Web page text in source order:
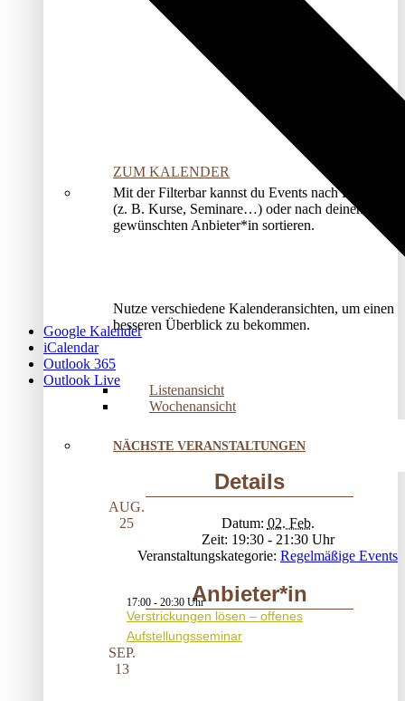
ZUM KALENDER
Mit der Filterbar kannst du Events nach Kategorien
(z. B. Kurse, Seminare…) oder nach deinem*r
gewünschten Anbieter*in sortieren.
Nutze verschiedene Kalenderansichten, um einen
besseren Überblick zu bekommen.
Listenansicht
Wochenansicht
NÄCHSTE VERANSTALTUNGEN
AUG.
25
17:00 - 20:30
Verstrickungen lösen – offenes
Aufstellungsseminar
SEP.
13
Google Kalender
iCalendar
Outlook 365
Outlook Live
Details
Datum: 02. Feb.
Zeit: 19:30 - 21:30
Veranstaltungskategorie: Regelmäßige Events
Anbieter*in